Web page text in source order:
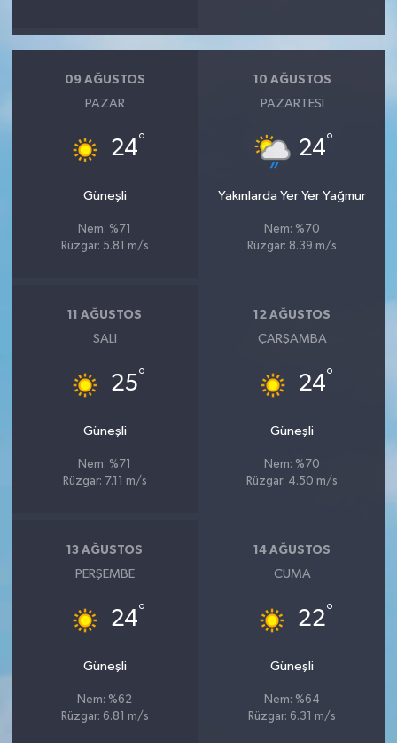
09 AĞUSTOS
PAZAR
24°
Güneşli
Nem: %71
Rüzgar: 5.81 m/s
10 AĞUSTOS
PAZARTESI
24°
Yakınlarda Yer Yer Yağmur
Nem: %70
Rüzgar: 8.39 m/s
11 AĞUSTOS
SALI
25°
Güneşli
Nem: %71
Rüzgar: 7.11 m/s
12 AĞUSTOS
ÇARŞAMBA
24°
Güneşli
Nem: %70
Rüzgar: 4.50 m/s
13 AĞUSTOS
PERŞEMBE
24°
Güneşli
Nem: %62
Rüzgar: 6.81 m/s
14 AĞUSTOS
CUMA
22°
Güneşli
Nem: %64
Rüzgar: 6.31 m/s